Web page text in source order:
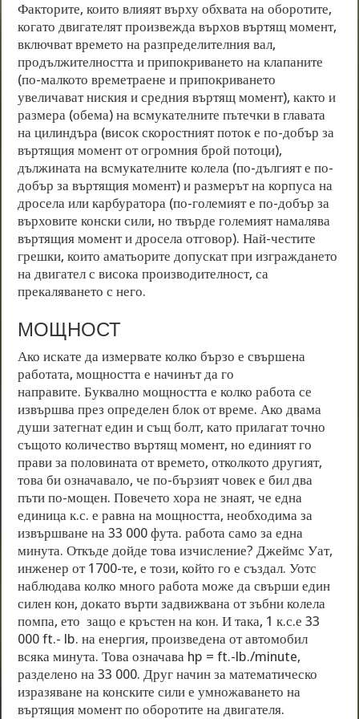
Факторите, които влияят върху обхвата на оборотите,
когато двигателят произвежда върхов въртящ момент,
включват времето на разпределителния вал,
продължителността и припокриването на клапаните
(по-малкото времетраене и припокриването
увеличават ниския и средния въртящ момент), както и
размера (обема) на всмукателните пътечки в главата
на цилиндъра (висок скоростният поток е по-добър за
въртящия момент от огромния брой потоци),
дължината на всмукателните колела (по-дългият е по-
добър за въртящия момент) и размерът на корпуса на
дросела или карбуратора (по-големият е по-добър за
върховите конски сили, но твърде големият намалява
въртящия момент и дросела отговор). Най-честите
грешки, които аматьорите допускат при изграждането
на двигател с висока производителност, са
прекаляването с него.
МОЩНОСТ
Ако искате да измервате колко бързо е свършена
работата, мощността е начинът да го
направите. Буквално мощността е колко работа се
извършва през определен блок от време. Ако двама
души затегнат един и същ болт, като прилагат точно
същото количество въртящ момент, но единият го
прави за половината от времето, отколкото другият,
това би означавало, че по-бързият човек е бил два
пъти по-мощен. Повечето хора не знаят, че една
единица к.с. е равна на мощността, необходима за
извършване на 33 000 фута. работа само за една
минута. Откъде дойде това изчисление? Джеймс Уат,
инженер от 1700-те, е този, който го е създал. Уотс
наблюдава колко много работа може да свърши един
силен кон, докато върти задвижвана от зъбни колела
помпа, ето защо е кръстен на кон. И така, 1 к.с.е 33
000 ft.- lb. на енергия, произведена от автомобил
всяка минута. Това означава hp = ft.-lb./minute,
разделено на 33 000. Друг начин за математическо
изразяване на конските сили е умножаването на
въртящия момент по оборотите на двигателя.